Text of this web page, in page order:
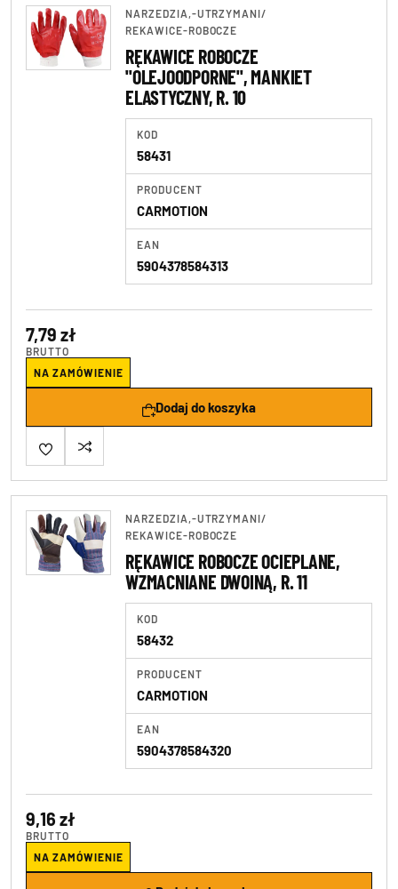
NARZEDZIA,-UTRZYMANI/
REKAWICE-ROBOCZE
RĘKAWICE ROBOCZE
"OLEJOODPORNE", MANKIET
ELASTYCZNY, R. 10
KOD
58431
PRODUCENT
CARMOTION
EAN
5904378584313
7,79 zł
BRUTTO
NA ZAMÓWIENIE
Dodaj do koszyka
NARZEDZIA,-UTRZYMANI/
REKAWICE-ROBOCZE
RĘKAWICE ROBOCZE OCIEPLANE,
WZMACNIANE DWOINĄ, R. 11
KOD
58432
PRODUCENT
CARMOTION
EAN
5904378584320
9,16 zł
BRUTTO
NA ZAMÓWIENIE